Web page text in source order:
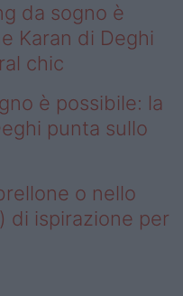
da sogno è
Karan di Deghi
chic
è possibile: la
punta sullo
o nello
di ispirazione per